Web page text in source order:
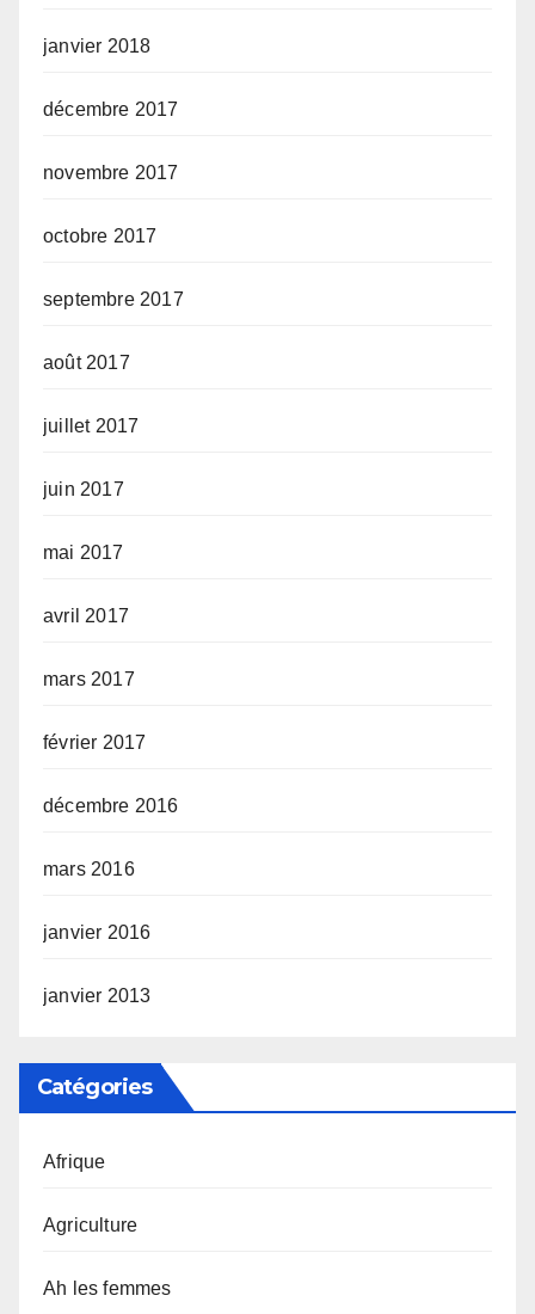
janvier 2018
décembre 2017
novembre 2017
octobre 2017
septembre 2017
août 2017
juillet 2017
juin 2017
mai 2017
avril 2017
mars 2017
février 2017
décembre 2016
mars 2016
janvier 2016
janvier 2013
Catégories
Afrique
Agriculture
Ah les femmes